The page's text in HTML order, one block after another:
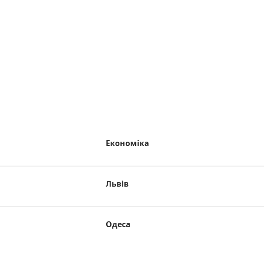
Економіка
Львів
Одеса